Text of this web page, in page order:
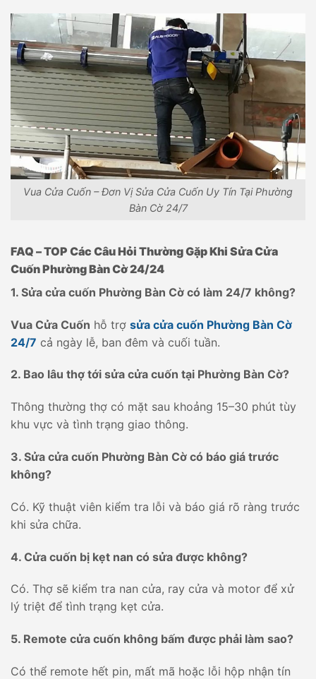
Vua Cửa Cuốn – Đơn Vị Sửa Cửa Cuốn Uy Tín Tại Phường
Bàn Cờ 24/7
FAQ – TOP Các Câu Hỏi Thường Gặp Khi Sửa Cửa
Cuốn Phường Bàn Cờ 24/24
1. Sửa cửa cuốn Phường Bàn Cờ có làm 24/7 không?
Vua Cửa Cuốn hỗ trợ sửa cửa cuốn Phường Bàn Cờ
24/7 cả ngày lễ, ban đêm và cuối tuần.
2. Bao lâu thợ tới sửa cửa cuốn tại Phường Bàn Cờ?
Thông thường thợ có mặt sau khoảng 15–30 phút tùy
khu vực và tình trạng giao thông.
3. Sửa cửa cuốn Phường Bàn Cờ có báo giá trước
không?
Có. Kỹ thuật viên kiểm tra lỗi và báo giá rõ ràng trước
khi sửa chữa.
4. Cửa cuốn bị kẹt nan có sửa được không?
Có. Thợ sẽ kiểm tra nan cửa, ray cửa và motor để xử
lý triệt để tình trạng kẹt cửa.
5. Remote cửa cuốn không bấm được phải làm sao?
Có thể remote hết pin, mất mã hoặc lỗi hộp nhận tín